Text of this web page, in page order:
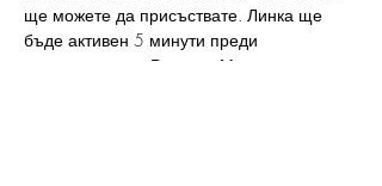
ще можете да присъствате. Линка ще
бъде активен 5 минути преди
започването на Ритуала.Моля, при